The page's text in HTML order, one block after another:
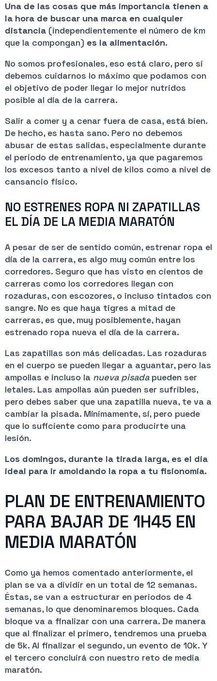
Una de las cosas que más importancia tienen a
la hora de buscar una marca en cualquier
distancia (independientemente el número de km
que la compongan) es la alimentación.
No somos profesionales, eso está claro, pero si
debemos cuidarnos lo máximo que podamos con
el objetivo de poder llegar lo mejor nutridos
posible al día de la carrera.
Salir a comer y a cenar fuera de casa, está bien.
De hecho, es hasta sano. Pero no debemos
abusar de estas salidas, especialmente durante
el periodo de entrenamiento, ya que pagaremos
los excesos tanto a nivel de kilos como a nivel de
cansancio físico.
NO ESTRENES ROPA NI ZAPATILLAS
EL DÍA DE LA MEDIA MARATÓN
A pesar de ser de sentido común, estrenar ropa el
día de la carrera, es algo muy común entre los
corredores. Seguro que has visto en cientos de
carreras como los corredores llegan con
rozaduras, con escozores, o incluso tintados con
sangre. No es que haya tigres a mitad de
carreras, es que, muy posiblemente, hayan
estrenado ropa nueva el día de la carrera.
Las zapatillas son más delicadas. Las rozaduras
en el cuerpo se pueden llegar a aguantar, pero las
ampollas e incluso la nueva pisadapueden ser
letales. Las ampollas aún pueden ser sufribles,
pero debes saber que una zapatilla nueva, te va a
cambiar la pisada. Mínimamente, sí, pero puede
que lo suficiente como para producirte una
lesión.
Los domingos, durante la tirada larga, es el día
ideal para ir amoldando la ropa a tu fisionomía.
PLAN DE ENTRENAMIENTO
PARA BAJAR DE 1H45 EN
MEDIA MARATÓN
Como ya hemos comentado anteriormente, el
plan se va a dividir en un total de 12 semanas.
Éstas, se van a estructurar en periodos de 4
semanas, lo que denominaremos bloques. Cada
bloque va a finalizar con una carrera. De manera
que al finalizar el primero, tendremos una prueba
de 5k. Al finalizar el segundo, un evento de 10k. Y
el tercero concluirá con nuestro reto de media
maratón.